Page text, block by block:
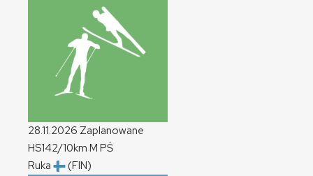
28.11.2026 Zaplanowane
HS142/10km M PŚ
Ruka
(FIN)